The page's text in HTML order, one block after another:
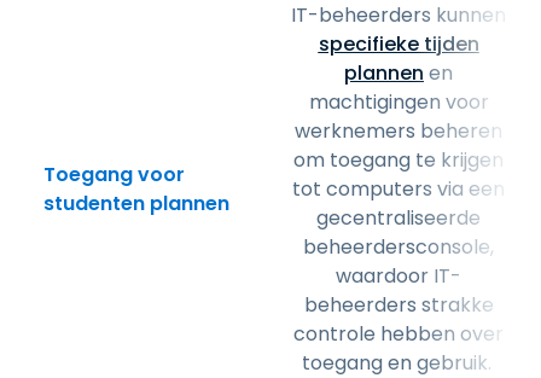
Toegang voor
studenten plannen
IT-beheerders kunnen
specifieke tijden
plannen en
machtigingen voor
werknemers beheren
om toegang te krijgen
tot computers via een
gecentraliseerde
beheerdersconsole,
waardoor IT-
beheerders strakke
controle hebben over
toegang en gebruik.